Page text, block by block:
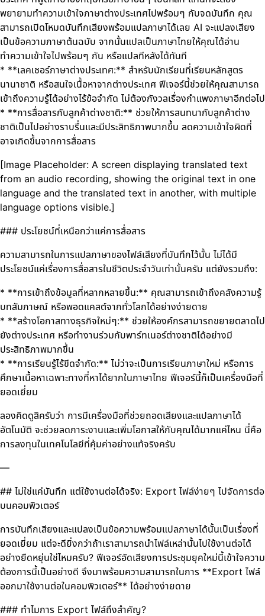
พยายามทำความเข้าใจภาษาต่างประเทศไปพร้อมๆ กับจดบันทึก คุณ
สามารถเปิดโหมดบันทึกเสียงพร้อมแปลภาษาได้เลย AI จะแปลงเสียง
เป็นข้อความภาษาต้นฉบับ จากนั้นแปลเป็นภาษาไทยให้คุณได้อ่าน
ทำความเข้าใจไปพร้อมๆ กัน หรือแปลทีหลังได้ทันที
* **เลคเชอร์ภาษาต่างประเทศ:** สำหรับนักเรียนที่เรียนหลักสูตร
นานาชาติ หรือสนใจเนื้อหาจากต่างประเทศ ฟีเจอร์นี้ช่วยให้คุณสามารถ
เข้าถึงความรู้ได้อย่างไร้ข้อจำกัด ไม่ต้องกังวลเรื่องกำแพงภาษาอีกต่อไป
* **การสื่อสารกับลูกค้าต่างชาติ:** ช่วยให้การสนทนากับลูกค้าต่าง
ชาติเป็นไปอย่างราบรื่นและมีประสิทธิภาพมากขึ้น ลดความเข้าใจผิดที่
อาจเกิดขึ้นจากการสื่อสาร
[Image Placeholder: A screen displaying translated text
from an audio recording, showing the original text in one
language and the translated text in another, with multiple
language options visible.]
### ประโยชน์ที่เหนือกว่าแค่การสื่อสาร
ความสามารถในการแปลภาษาของไฟล์เสียงที่บันทึกไว้นั้น ไม่ได้มี
ประโยชน์แค่เรื่องการสื่อสารในชีวิตประจำวันเท่านั้นครับ แต่ยังรวมถึง:
* **การเข้าถึงข้อมูลที่หลากหลายขึ้น:** คุณสามารถเข้าถึงคลังความรู้
บทสัมภาษณ์ หรือพอดแคสต์จากทั่วโลกได้อย่างง่ายดาย
* **สร้างโอกาสทางธุรกิจใหม่ๆ:** ช่วยให้องค์กรสามารถขยายตลาดไป
ยังต่างประเทศ หรือทำงานร่วมกับพาร์ทเนอร์ต่างชาติได้อย่างมี
ประสิทธิภาพมากขึ้น
* **การเรียนรู้ไร้ขีดจำกัด:** ไม่ว่าจะเป็นการเรียนภาษาใหม่ หรือการ
ศึกษาเนื้อหาเฉพาะทางที่หาได้ยากในภาษาไทย ฟีเจอร์นี้ก็เป็นเครื่องมือที่
ยอดเยี่ยม
ลองคิดดูสิครับว่า การมีเครื่องมือที่ช่วยถอดเสียงและแปลภาษาได้
อัตโนมัติ จะช่วยลดภาระงานและเพิ่มโอกาสให้กับคุณได้มากแค่ไหน นี่คือ
การลงทุนในเทคโนโลยีที่คุ้มค่าอย่างแท้จริงครับ
—
## ไม่ใช่แค่บันทึก แต่ใช้งานต่อได้จริง: Export ไฟล์ง่ายๆ ไปจัดการต่อ
บนคอมพิวเตอร์
การบันทึกเสียงและแปลงเป็นข้อความพร้อมแปลภาษาได้นั้นเป็นเรื่องที่
ยอดเยี่ยม แต่จะดียิ่งกว่าถ้าเราสามารถนำไฟล์เหล่านั้นไปใช้งานต่อได้
อย่างยืดหยุ่นใช่ไหมครับ? ฟีเจอร์อัดเสียงการประชุมยุคใหม่นี้เข้าใจความ
ต้องการนี้เป็นอย่างดี จึงมาพร้อมความสามารถในการ **Export ไฟล์
ออกมาใช้งานต่อในคอมพิวเตอร์** ได้อย่างง่ายดาย
### ทำไมการ Export ไฟล์ถึงสำคัญ?